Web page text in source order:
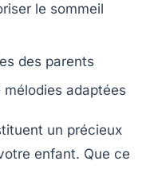
le sommeil
des parents
adaptées
un précieux
enfant. Que ce